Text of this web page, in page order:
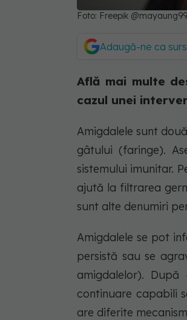
Foto: Freepik
Adaugă-ne ca
Află mai multe
cazul unei
Amigdalele sunt
gâtului (faringe).
sistemului imunitar.
ajută la filtrarea
sunt alte denumiri
Amigdalele se pot
persistă sau se
amigdalelor).
continuare capabili
are diferite